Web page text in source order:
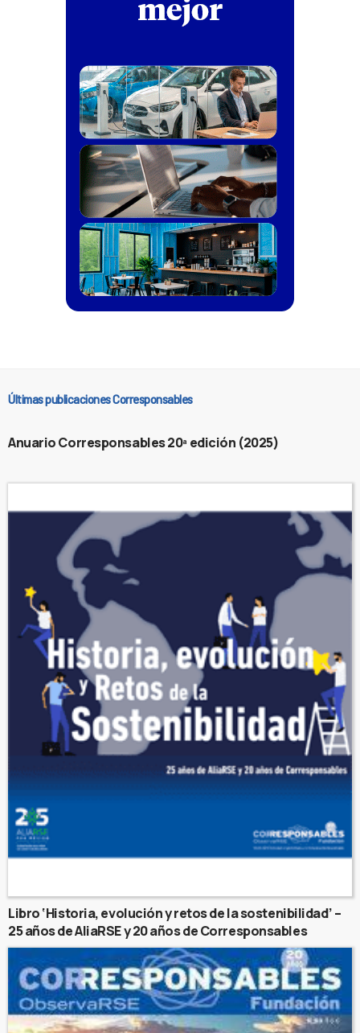
Últimas publicaciones Corresponsables
Anuario Corresponsables 20ª edición (2025)
Libro ‘Historia, evolución y retos de la sostenibilidad’ –
25 años de AliaRSE y 20 años de Corresponsables